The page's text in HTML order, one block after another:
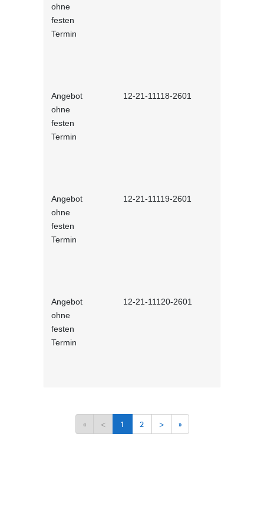
ohne
festen
Termin
Angebot
ohne
festen
Termin
12-21-11118-2601
Angebot
ohne
festen
Termin
12-21-11119-2601
Angebot
ohne
festen
Termin
12-21-11120-2601
« < 1 2 > »